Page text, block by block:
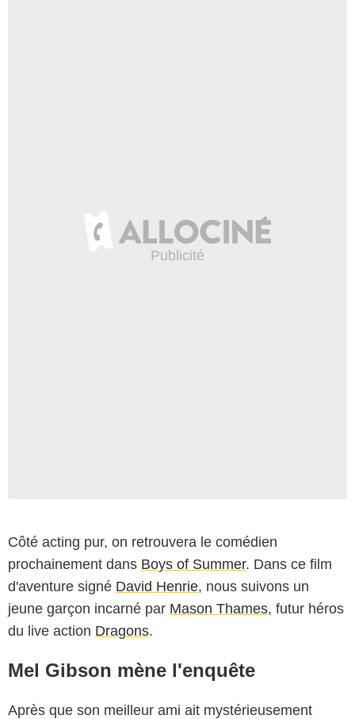
Côté acting pur, on retrouvera le comédien
prochainement dans Boys of Summer. Dans ce film
d'aventure signé David Henrie, nous suivons un
jeune garçon incarné par Mason Thames, futur héros
du live action Dragons.
Mel Gibson mène l'enquête
Après que son meilleur ami ait mystérieusement